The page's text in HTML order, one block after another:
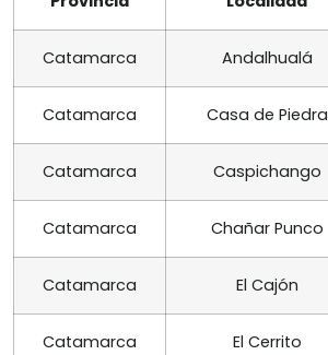
Catamarca Andalhualá
Catamarca Casa de Piedra
Catamarca Caspichango
Catamarca Chañar Punco
Catamarca El Cajón
Catamarca El Cerrito